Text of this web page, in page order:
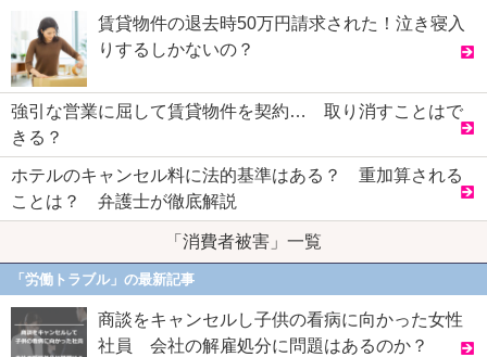
賃貸物件の退去時50万円請求された！泣き寝入
りするしかないの？
強引な営業に屈して賃貸物件を契約… 取り消すことはで
きる？
ホテルのキャンセル料に法的基準はある？ 重加算される
ことは？ 弁護士が徹底解説
「消費者被害」一覧
「労働トラブル」の最新記事
商談をキャンセルし子供の看病に向かった女性
社員 会社の解雇処分に問題はあるのか？